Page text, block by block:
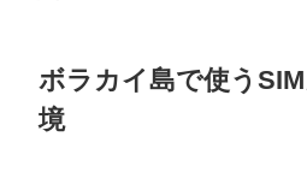
ボラカイ島で使う
境